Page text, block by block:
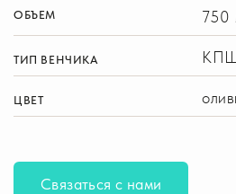
ОБЪЕМ 750
ТИП ВЕНЧИКА
ЦВЕТ
Связаться с нами